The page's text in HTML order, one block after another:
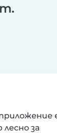
лесно за